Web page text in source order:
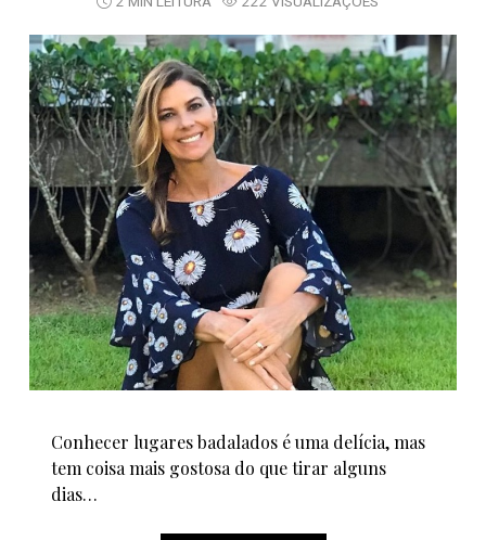
Conhecer lugares badalados é uma delícia, mas
tem coisa mais gostosa do que tirar alguns
dias…